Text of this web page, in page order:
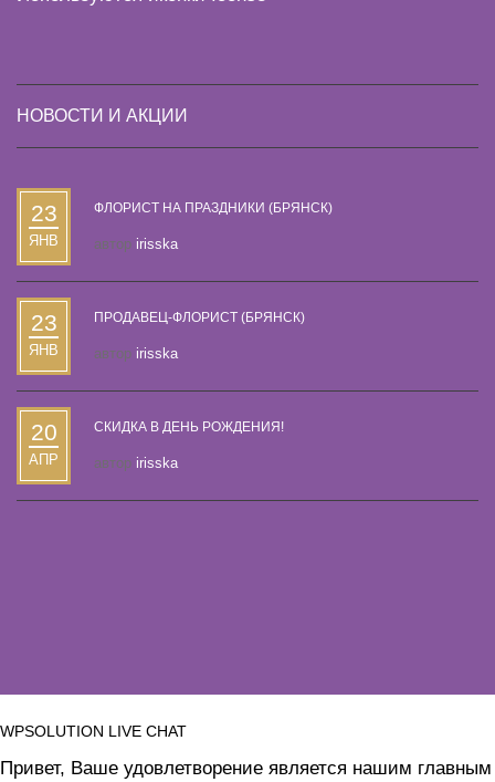
НОВОСТИ И АКЦИИ
23
ЯНВ
ФЛОРИСТ НА ПРАЗДНИКИ (БРЯНСК)
автор irisska
23
ЯНВ
ПРОДАВЕЦ-ФЛОРИСТ (БРЯНСК)
автор irisska
20
АПР
СКИДКА В ДЕНЬ РОЖДЕНИЯ!
автор irisska
WPSOLUTION LIVE CHAT
Привет, Ваше удовлетворение является нашим главным